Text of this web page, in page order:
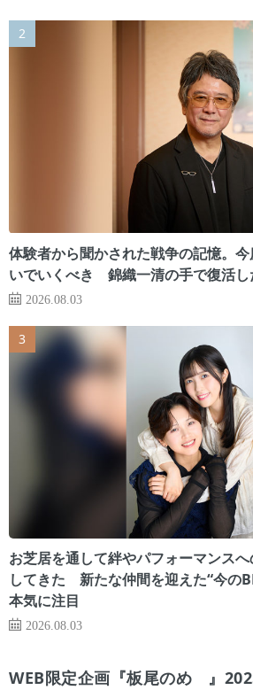
体験者から聞かされた戦争の記憶。
いでいくべき 錦織一清の手で復活し
2026.08.03
お芝居を通して絆やパフォーマンス
してきた 新たな仲間を迎えた“今の
本気に注目
2026.08.03
WEB限定企画『板尾のめ゙』